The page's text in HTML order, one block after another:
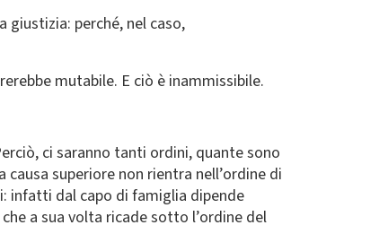
giustizia: perché, nel caso,
mutabile. E ciò è inammissibile.
ci saranno tanti ordini, quante sono
causa superiore non rientra nell’ordine di
infatti dal capo di famiglia dipende
a sua volta ricade sotto l’ordine del